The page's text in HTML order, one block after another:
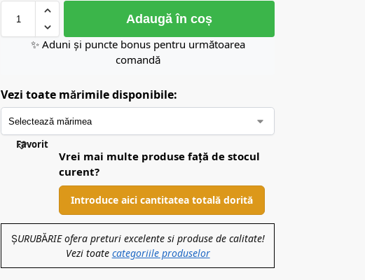
Adaugă în coș
✨ Aduni și puncte bonus pentru următoarea
comandă
Vezi toate mărimile disponibile:
Favorit
Vrei mai multe produse față de stocul
curent?
Introduce aici cantitatea totală dorită
ȘURUBĂRIE ofera preturi excelente si produse de calitate!
Vezi toate categoriile produselor